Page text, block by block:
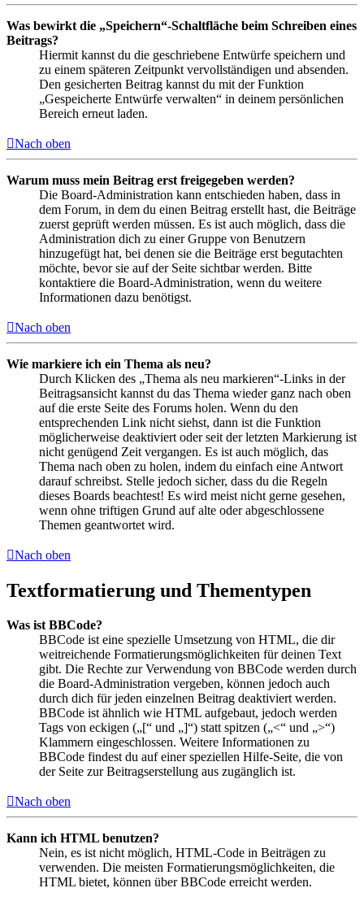
Was bewirkt die „Speichern“-Schaltfläche beim Schreiben eines
Beitrags?
Hiermit kannst du die geschriebene Entwürfe speichern und
zu einem späteren Zeitpunkt vervollständigen und absenden.
Den gesicherten Beitrag kannst du mit der Funktion
„Gespeicherte Entwürfe verwalten“ in deinem persönlichen
Bereich erneut laden.
Nach oben
Warum muss mein Beitrag erst freigegeben werden?
Die Board-Administration kann entschieden haben, dass in
dem Forum, in dem du einen Beitrag erstellt hast, die Beiträge
zuerst geprüft werden müssen. Es ist auch möglich, dass die
Administration dich zu einer Gruppe von Benutzern
hinzugefügt hat, bei denen sie die Beiträge erst begutachten
möchte, bevor sie auf der Seite sichtbar werden. Bitte
kontaktiere die Board-Administration, wenn du weitere
Informationen dazu benötigst.
Nach oben
Wie markiere ich ein Thema als neu?
Durch Klicken des „Thema als neu markieren“-Links in der
Beitragsansicht kannst du das Thema wieder ganz nach oben
auf die erste Seite des Forums holen. Wenn du den
entsprechenden Link nicht siehst, dann ist die Funktion
möglicherweise deaktiviert oder seit der letzten Markierung ist
nicht genügend Zeit vergangen. Es ist auch möglich, das
Thema nach oben zu holen, indem du einfach eine Antwort
darauf schreibst. Stelle jedoch sicher, dass du die Regeln
dieses Boards beachtest! Es wird meist nicht gerne gesehen,
wenn ohne triftigen Grund auf alte oder abgeschlossene
Themen geantwortet wird.
Nach oben
Textformatierung und Thementypen
Was ist BBCode?
BBCode ist eine spezielle Umsetzung von HTML, die dir
weitreichende Formatierungsmöglichkeiten für deinen Text
gibt. Die Rechte zur Verwendung von BBCode werden durch
die Board-Administration vergeben, können jedoch auch
durch dich für jeden einzelnen Beitrag deaktiviert werden.
BBCode ist ähnlich wie HTML aufgebaut, jedoch werden
Tags von eckigen („[“ und „]“) statt spitzen („<“ und „>“)
Klammern eingeschlossen. Weitere Informationen zu
BBCode findest du auf einer speziellen Hilfe-Seite, die von
der Seite zur Beitragserstellung aus zugänglich ist.
Nach oben
Kann ich HTML benutzen?
Nein, es ist nicht möglich, HTML-Code in Beiträgen zu
verwenden. Die meisten Formatierungsmöglichkeiten, die
HTML bietet, können über BBCode erreicht werden.